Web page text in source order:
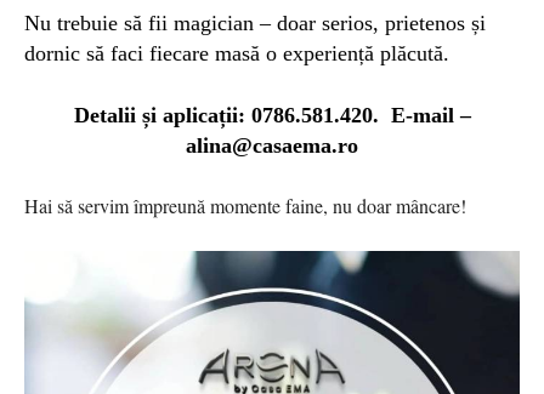
Nu trebuie să fii magician – doar serios, prietenos și
dornic să faci fiecare masă o experiență plăcută.
Detalii și aplicații: 0786.581.420. E-mail –
alina@casaema.ro
Hai să servim împreună momente faine, nu doar mâncare!